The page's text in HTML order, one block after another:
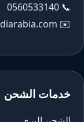
📞
0560533140
✉️
خدمات الشحن